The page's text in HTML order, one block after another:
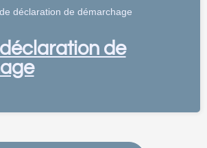
déclaration de démarchage
de